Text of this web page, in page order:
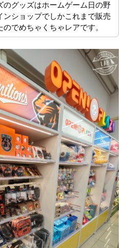
のグッズはホームゲーム日の野
ンショップでしかこれまで販売
のでめちゃくちゃレアです。